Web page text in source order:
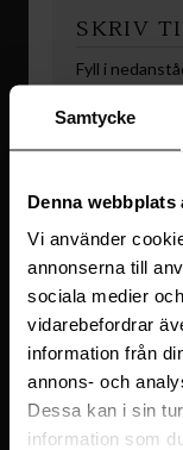
Samtycke
Denna webbplats
Vi använder
annonserna till
sociala medier
vidarebefordrar
information från
annons- och
Dessa kan i sin
information som
SKRIV
Fyll i
vi snarast
Namn
Telefon
E-
post